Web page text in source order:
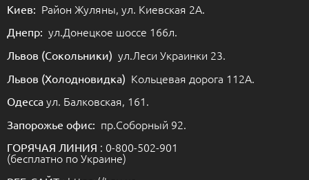
Киев: Район Жуляны, ул. Киевская 2А.
Днепр: ул.Донецкое шоссе 166л.
Львов (Сокольники) ул.Леси Украинки 23.
Львов (Холодновидка) Кольцевая дорога 112А.
Одесса ул. Балковская, 161.
Запорожье офис: пр.Соборный 92.
ГОРЯЧАЯ ЛИНИЯ : 0-800-502-901
(бесплатно по Украине)